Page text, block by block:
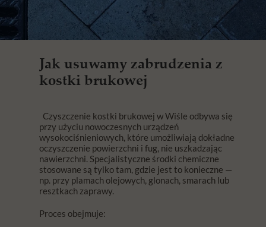
Jak usuwamy zabrudzenia z
kostki brukowej
Czyszczenie kostki brukowej w Wiśle odbywa się
przy użyciu nowoczesnych urządzeń
wysokociśnieniowych, które umożliwiają dokładne
oczyszczenie powierzchni i fug, nie uszkadzając
nawierzchni. Specjalistyczne środki chemiczne
stosowane są tylko tam, gdzie jest to konieczne —
np. przy plamach olejowych, glonach, smarach lub
resztkach zaprawy.
Proces obejmuje: